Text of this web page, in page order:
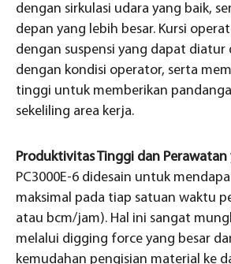
dengan sirkulasi udara yang baik,
depan yang lebih besar. Kursi
dengan suspensi yang dapat diatur
dengan kondisi operator, serta
tinggi untuk memberikan
sekeliling area kerja.
Produktivitas Tinggi dan
PC3000E-6 didesain untuk
maksimal pada tiap satuan waktu
atau bcm/jam). Hal ini sangat
melalui digging force yang besar
kemudahan pengisian material ke